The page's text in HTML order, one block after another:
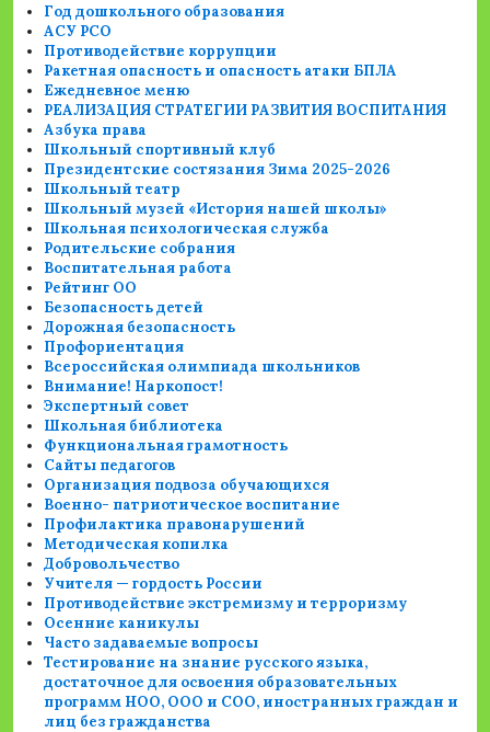
Год дошкольного образования
АСУ РСО
Противодействие коррупции
Ракетная опасность и опасность атаки БПЛА
Ежедневное меню
РЕАЛИЗАЦИЯ СТРАТЕГИИ РАЗВИТИЯ ВОСПИТАНИЯ
Азбука права
Школьный спортивный клуб
Президентские состязания Зима 2025-2026
Школьный театр
Школьный музей «История нашей школы»
Школьная психологическая служба
Родительские собрания
Воспитательная работа
Рейтинг ОО
Безопасность детей
Дорожная безопасность
Профориентация
Всероссийская олимпиада школьников
Внимание! Наркопост!
Экспертный совет
Школьная библиотека
Функциональная грамотность
Сайты педагогов
Организация подвоза обучающихся
Военно- патриотическое воспитание
Профилактика правонарушений
Методическая копилка
Добровольчество
Учителя — гордость России
Противодействие экстремизму и терроризму
Осенние каникулы
Часто задаваемые вопросы
Тестирование на знание русского языка,
достаточное для освоения образовательных
программ НОО, ООО и СОО, иностранных граждан и
лиц без гражданства